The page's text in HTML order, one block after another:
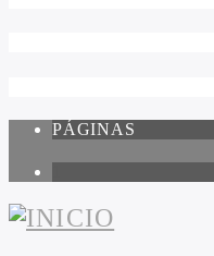
PÁGINAS